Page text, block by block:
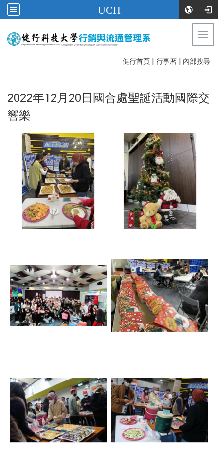
UCH
健行首頁 | 行事曆 | 內部搜尋
2022年12月20日國合處聖誕活動國際交
響樂